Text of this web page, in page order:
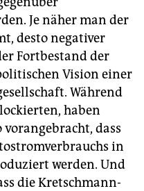
Je näher man der
desto negativer
Fortbestand der
Vision einer
Während
haben
vorangebracht, dass
in
werden. Und
die Kretschmann-